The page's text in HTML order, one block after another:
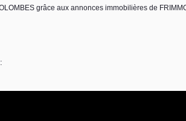
grâce aux annonces immobilières de